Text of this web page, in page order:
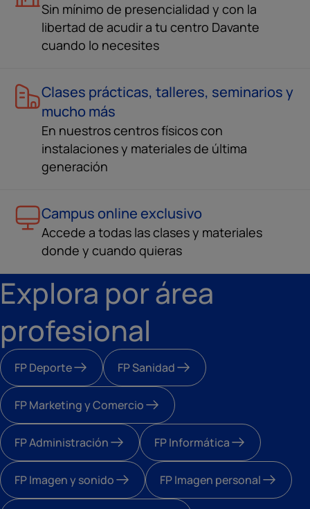
Sin mínimo de presencialidad y con la
libertad de acudir a tu centro Davante
cuando lo necesites
Clases prácticas, talleres, seminarios y
mucho más
En nuestros centros físicos con
instalaciones y materiales de última
generación
Campus online exclusivo
Accede a todas las clases y materiales
donde y cuando quieras
Explora por área
profesional
FP Deporte FP Sanidad
FP Marketing y Comercio
FP Administración FP Informática
FP Imagen y sonido FP Imagen personal